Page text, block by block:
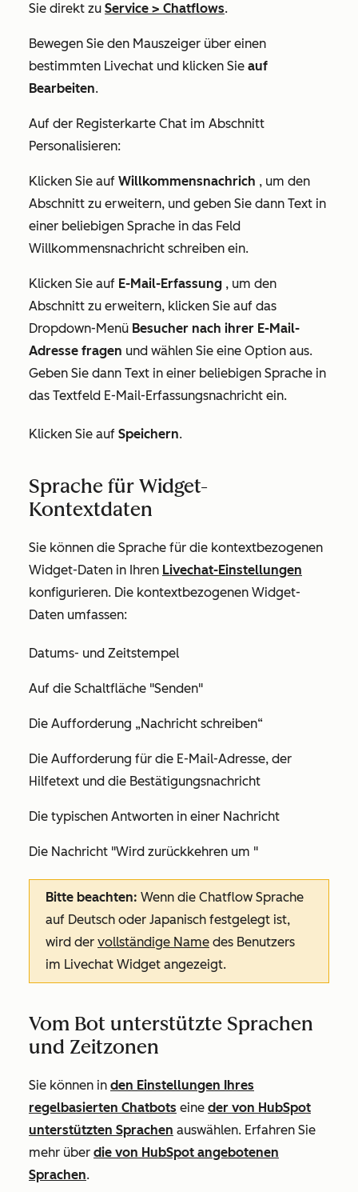
Sie direkt zu Service > Chatflows.
Bewegen Sie den Mauszeiger über einen
bestimmten Livechat und klicken Sie auf
Bearbeiten.
Auf der Registerkarte Chat im Abschnitt
Personalisieren:
Klicken Sie auf Willkommensnachrich , um den
Abschnitt zu erweitern, und geben Sie dann Text in
einer beliebigen Sprache in das Feld
Willkommensnachricht schreiben ein.
Klicken Sie auf E-Mail-Erfassung , um den
Abschnitt zu erweitern, klicken Sie auf das
Dropdown-Menü Besucher nach ihrer E-Mail-
Adresse fragen und wählen Sie eine Option aus.
Geben Sie dann Text in einer beliebigen Sprache in
das Textfeld E-Mail-Erfassungsnachricht ein.
Klicken Sie auf Speichern.
Sprache für Widget-
Kontextdaten
Sie können die Sprache für die kontextbezogenen
Widget-Daten in Ihren Livechat-Einstellungen
konfigurieren. Die kontextbezogenen Widget-
Daten umfassen:
Datums- und Zeitstempel
Auf die Schaltfläche "Senden"
Die Aufforderung „Nachricht schreiben“
Die Aufforderung für die E-Mail-Adresse, der
Hilfetext und die Bestätigungsnachricht
Die typischen Antworten in einer Nachricht
Die Nachricht "Wird zurückkehren um "
Bitte beachten: Wenn die Chatflow Sprache
auf Deutsch oder Japanisch festgelegt ist,
wird der vollständige Name des Benutzers
im Livechat Widget angezeigt.
Vom Bot unterstützte Sprachen
und Zeitzonen
Sie können in den Einstellungen Ihres
regelbasierten Chatbots eine der von HubSpot
unterstützten Sprachen auswählen. Erfahren Sie
mehr über die von HubSpot angebotenen
Sprachen.